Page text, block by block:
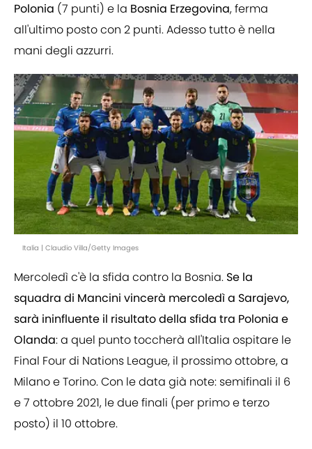
Polonia (7 punti) e la Bosnia Erzegovina, ferma
all'ultimo posto con 2 punti. Adesso tutto è nella
mani degli azzurri.
Italia | Claudio Villa/Getty Images
Mercoledì c'è la sfida contro la Bosnia. Se la
squadra di Mancini vincerà mercoledì a Sarajevo,
sarà ininfluente il risultato della sfida tra Polonia e
Olanda: a quel punto toccherà all'Italia ospitare le
Final Four di Nations League, il prossimo ottobre, a
Milano e Torino. Con le data già note: semifinali il 6
e 7 ottobre 2021, le due finali (per primo e terzo
posto) il 10 ottobre.